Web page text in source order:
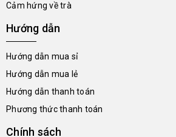
Cảm hứng về trà
Hướng dẫn
Hướng dẫn mua sỉ
Hướng dẫn mua lẻ
Hướng dẫn thanh toán
Phương thức thanh toán
Chính sách